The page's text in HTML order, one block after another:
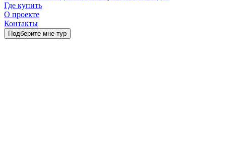
Где купить
О проекте
Контакты
Подберите мне тур